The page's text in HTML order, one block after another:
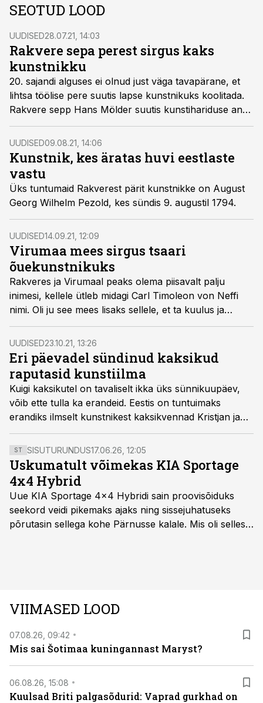
SEOTUD LOOD
UUDISED28.07.21, 14:03
Rakvere sepa perest sirgus kaks
kunstnikku
20. sajandi alguses ei olnud just väga tavapärane, et
lihtsa töölise pere suutis lapse kunstnikuks koolitada.
Rakvere sepp Hans Mölder suutis kunstihariduse anda
koguni kahele lapsele neljast.
UUDISED09.08.21, 14:06
Kunstnik, kes äratas huvi eestlaste
vastu
Üks tuntumaid Rakverest pärit kunstnikke on August
Georg Wilhelm Pezold, kes sündis 9. augustil 1794.
UUDISED14.09.21, 12:09
Virumaa mees sirgus tsaari
õuekunstnikuks
Rakveres ja Virumaal peaks olema piisavalt palju
inimesi, kellele ütleb midagi Carl Timoleon von Neffi
nimi. Oli ju see mees lisaks sellele, et ta kuulus ja
tuntud kunstnik oli, ka Piira ja Muuga mõisate
omanikuks.
UUDISED23.10.21, 13:26
Eri päevadel sündinud kaksikud
raputasid kunstiilma
Kuigi kaksikutel on tavaliselt ikka üks sünnikuupäev,
võib ette tulla ka erandeid. Eestis on tuntuimaks
erandiks ilmselt kunstnikest kaksikvennad Kristjan ja
Paul Raud.
ST SISUTURUNDUS17.06.26, 12:05
Uskumatult võimekas KIA Sportage
4x4 Hybrid
Uue KIA Sportage 4x4 Hybridi sain proovisõiduks
seekord veidi pikemaks ajaks ning sissejuhatuseks
põrutasin sellega kohe Pärnusse kalale. Mis oli selles
VIIMASED LOOD
07.08.26, 09:42
Mis sai Šotimaa kuningannast Maryst?
06.08.26, 15:08
Kuulsad Briti palgasõdurid: Vaprad gurkhad on